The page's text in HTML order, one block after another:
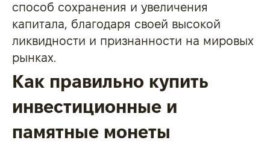
способ сохранения и увеличения
капитала, благодаря своей высокой
ликвидности и признанности на мировых
рынках.
Как правильно купить
инвестиционные и
памятные монеты